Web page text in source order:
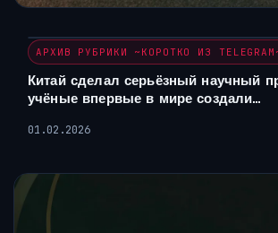
АРХИВ РУБРИКИ ~КОРОТКО ИЗ
Китай сделал серьёзный научный
учёные впервые в мире создали…
01.02.2026